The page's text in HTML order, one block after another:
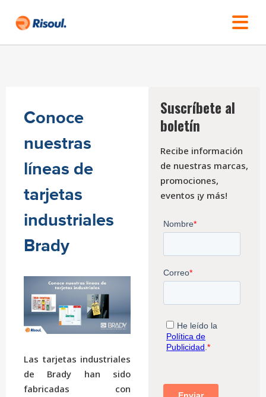
Conoce
nuestras
líneas de
tarjetas
industriales
Brady
Las tarjetas industriales
de Brady han sido
fabricadas con
Suscríbete al
boletín
Recibe información
de nuestras marcas,
promociones,
eventos ¡y más!